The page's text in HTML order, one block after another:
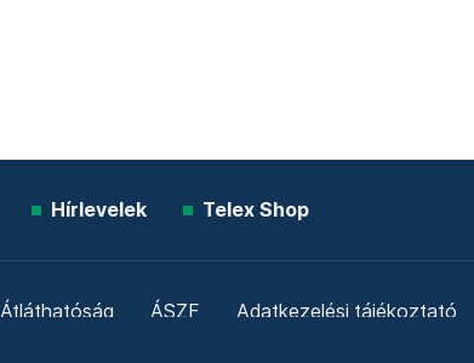
Hírlevelek Telex Shop
Átláthatóság ÁSZF Adatkezelési tájékoztató